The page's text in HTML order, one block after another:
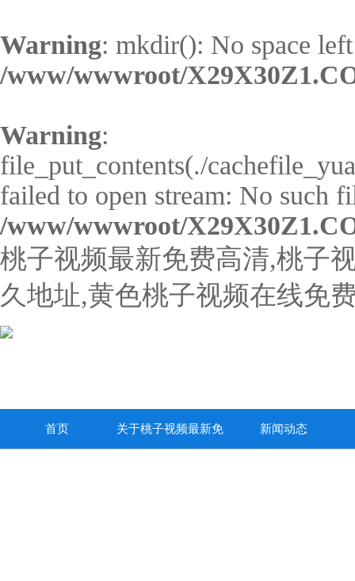
Warning: mkdir(): No space
/www/wwwroot/
Warning:
file_put_contents(./
failed to open stream: No such
/www/wwwroot/
桃子视频最新免费高清,桃子
久地址,黄色桃子视频在线免
首页 关于桃子视频最新免 新闻动态